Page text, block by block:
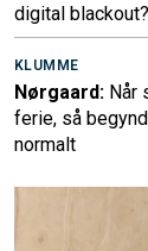
digital blackout?
KLUMME
Nørgaard: Når
ferie, så
normalt